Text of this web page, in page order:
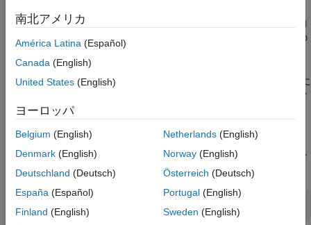
参考 multirosenbrock
の単一の局所的
最小値があります。この関数は、ソルバーにとって最小化するの
が困難になるように設計されています。
メモ :multirosenbrock
に
記載されています。コードがスクリプトの最後またはパス上のフ
ァイルに含まれていることを確認してください。
4D 最適化変数 を作成します。multirosenbrock関数は変数が
行ベクトルであると想定しているため、xを 4 要素の行ベクトル
として指定します。
南北アメリカ
América Latina (Español)
Canada (English)
United States (English)
ヨーロッパ
Belgium (English)
Denmark (English)
Deutschland (Deutsch)
España (Español)
Finland (English)
Netherlands(English)
Norway(English)
Österreich (Deutsch)
Portugal(English)
Sweden (English)